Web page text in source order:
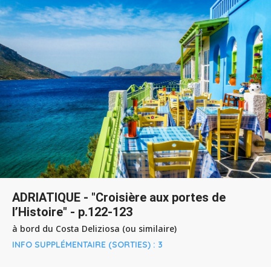
ADRIATIQUE - "Croisière aux portes de
l’Histoire" - p.122-123
à bord du Costa Deliziosa (ou similaire)
INFO SUPPLÉMENTAIRE (SORTIES) : 3